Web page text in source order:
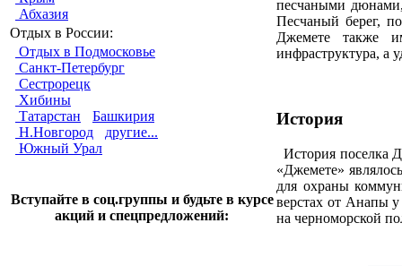
Абхазия
Отдых в России:
Отдых в Подмосковье
Санкт-Петербург
Сестрорецк
Хибины
Татарстан
Башкирия
Н.Новгород
другие...
Южный Урал
Вступайте в соц.группы и будьте в курсе
акций и спецпредложений:
песчаными
Песчаный берег,
Джемете также
инфраструктура, а
История
История поселка
«Джемете»
для охраны
верстах от Анапы
на черноморской